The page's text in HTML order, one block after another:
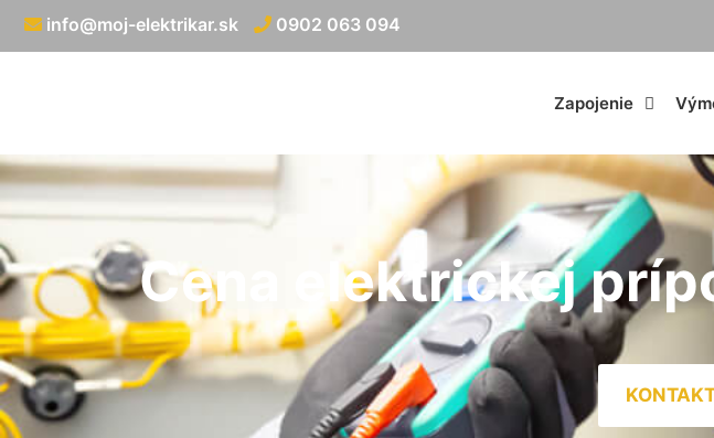
info@moj-elektrikar.sk 0902 063 094
Zapojenie
Cena elektrickej